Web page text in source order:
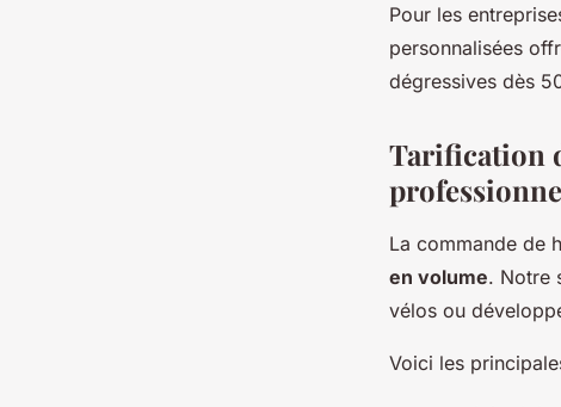
Pour les
personnalisées
dégressives dès
Tarification
La commande de
en volume. Notre
vélos ou
Voici les